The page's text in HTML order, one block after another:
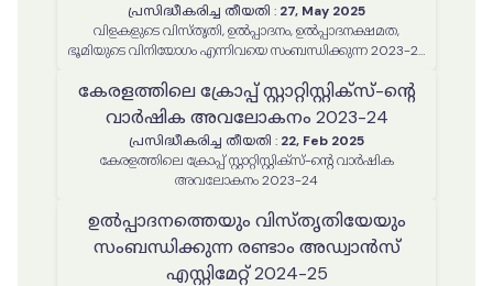
പ്രസിദ്ധീകരിച്ച തീയതി : 27, May 2025
വിളകളുടെ വിസ്തൃതി, ഉൽപ്പാദനം, ഉൽപ്പാദനക്ഷമത,
ഭൂമിയുടെ വിനിയോഗം എന്നിവയെ സംബന്ധിക്കുന്ന 2023-24
കേരളത്തിലെ ക്രോപ്പ് സ്റ്റാറ്റിസ്റ്റിക്‌സ്-ന്റെ
വാർഷിക അവലോകനം 2023-24
പ്രസിദ്ധീകരിച്ച തീയതി : 22, Feb 2025
കേരളത്തിലെ ക്രോപ്പ് സ്റ്റാറ്റിസ്റ്റിക്‌സ്-ന്റെ വാർഷിക
അവലോകനം 2023-24
ഉൽപ്പാദനത്തെയും വിസ്തൃതിയേയും
സംബന്ധിക്കുന്ന രണ്ടാം അഡ്വാൻസ്
എസ്റ്റിമേറ്റ് 2024-25